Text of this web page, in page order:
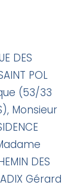
DES
POL
(53/33
Monsieur
DES
Gérard